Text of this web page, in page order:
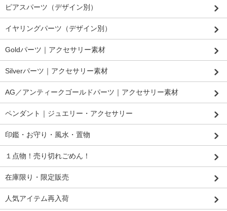
ピアスパーツ（デザイン別）
イヤリングパーツ（デザイン別）
Goldパーツ｜アクセサリー素材
Silverパーツ｜アクセサリー素材
AG／アンティークゴールドパーツ｜アクセサリー素材
ペンダント｜ジュエリー・アクセサリー
印鑑・お守り・風水・置物
１点物！売り切れごめん！
在庫限り・限定販売
人気アイテム再入荷